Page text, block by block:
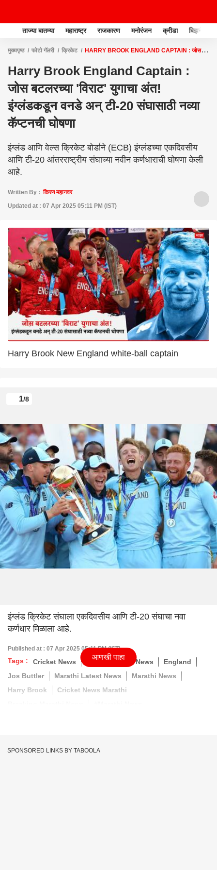
ताज्या बातम्या महाराष्ट्र राजकारण मनोरंजन क्रीडा बिझनेस
मुख्यपृष्ठ फोटो गॅलरी क्रिकेट
HARRY BROOK ENGLAND CAPTAIN : जोस
Harry Brook England Captain :
जोस बटलरच्या 'विराट' युगाचा अंत!
इंग्लंडकडून वनडे अन् टी-20 संघासाठी नव्या
कॅप्टनची घोषणा
इंग्लंड आणि वेल्स क्रिकेट बोर्डाने (ECB) इंग्लंडच्या एकदिवसीय
आणि टी-20 आंतरराष्ट्रीय संघाच्या नवीन कर्णधाराची घोषणा केली
आहे.
Written By :किरण महानवर
Updated at : 07 Apr 2025 05:11 PM (IST)
Harry Brook New England white-ball captain
1/8
इंग्लंड क्रिकेट संघाला एकदिवसीय आणि टी-20 संघाचा नवा
कर्णधार मिळाला आहे.
Published at : 07 Apr 2025 05:11 PM (IST)
Tags : Cricket News Latest Marathi News
England
Jos Buttler
Marathi Latest News
Marathi News
Harry Brook
Cricket News Marathi
आणखी पाहा
SPONSORED LINKS BY TABOOLA